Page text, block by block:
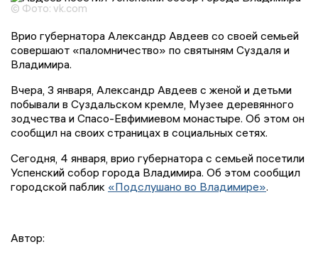
© Фото: vk.com
Врио губернатора Александр Авдеев со своей семьей
совершают «паломничество» по святыням Суздаля и
Владимира.
Вчера, 3 января, Александр Авдеев с женой и детьми
побывали в Суздальском кремле, Музее деревянного
зодчества и Спасо-Евфимиевом монастыре. Об этом он
сообщил на своих страницах в социальных сетях.
Сегодня, 4 января, врио губернатора с семьей посетили
Успенский собор города Владимира. Об этом сообщил
городской паблик «Подслушано во Владимире».
Автор: